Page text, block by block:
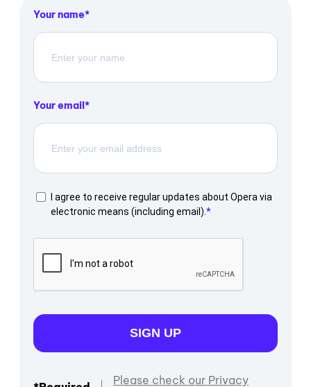
Your name
Your email
I agree to receive regular updates about Opera via
electronic means (including email).
SIGN UP
Please check our Privacy